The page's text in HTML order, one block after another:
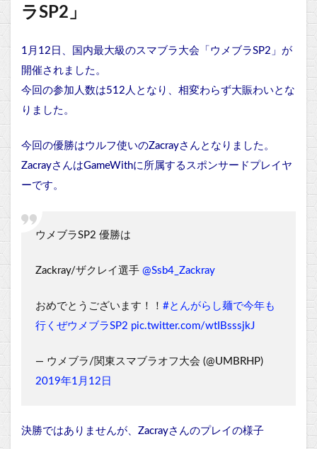
ラSP2」
1月12日、国内最大級のスマブラ大会「ウメブラSP2」が
開催されました。
今回の参加人数は512人となり、相変わらず大賑わいとな
りました。
今回の優勝はウルフ使いのZacrayさんとなりました。
ZacrayさんはGameWithに所属するスポンサードプレイヤ
ーです。
ウメブラSP2 優勝は
Zackray/ザクレイ選手 @Ssb4_Zackray
おめでとうございます！！ #とんがらし麺で今年も
行くぜウメブラSP2 pic.twitter.com/wtIBsssjkJ
— ウメブラ/関東スマブラオフ大会 (@UMBRHP)
2019年1月12日
決勝ではありませんが、Zacrayさんのプレイの様子